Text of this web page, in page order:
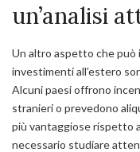
un’analisi
Un altro aspetto che può
investimenti all’estero
Alcuni paesi offrono
stranieri o prevedono
più vantaggiose rispetto
necessario studiare